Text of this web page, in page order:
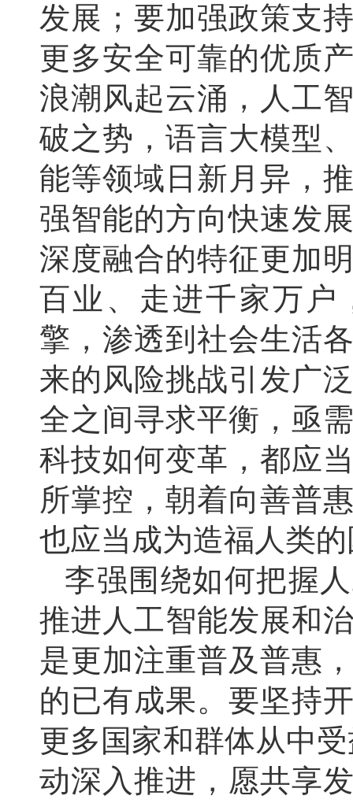
发展；要加强政策支
更多安全可靠的优质
浪潮风起云涌，人工
破之势，语言大模型
能等领域日新月异，
强智能的方向快速发
深度融合的特征更加
百业、走进千家万户
擎，渗透到社会生活
来的风险挑战引发广
全之间寻求平衡，亟
科技如何变革，都应
所掌控，朝着向善普
也应当成为造福人类
李强围绕如何把握
推进人工智能发展和
是更加注重普及普惠
的已有成果。要坚持
更多国家和群体从中
动深入推进，愿共享